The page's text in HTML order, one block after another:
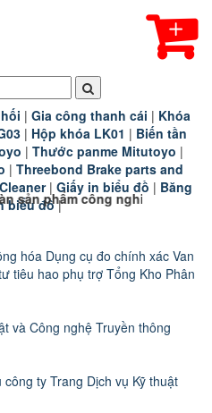
| Gia công thanh cái | Khóa
| Hộp khóa LK01 | Biến tần
| Thước panme Mitutoyo |
| Threebond Brake parts and
| Giấy in biểu đồ | Băng
biểu đồ|
nghiệp chính hãng chất
hóa Dụng cụ đo chính xác Van
tiêu hao phụ trợ Tổng Kho Phân
và Công nghệ Truyền thông
công ty Trang Dịch vụ Kỹ thuật